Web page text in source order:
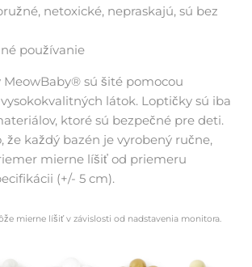
netoxické, nepraskajú, sú bez
používanie
MeowBaby® sú šité pomocou
látok. Loptičky sú iba
ktoré sú bezpečné pre deti.
že každý bazén je vyrobený ručne,
mierne líšiť od priemeru
(+/- 5 cm).
mierne líšiť v závislosti od nadstavenia monitora.